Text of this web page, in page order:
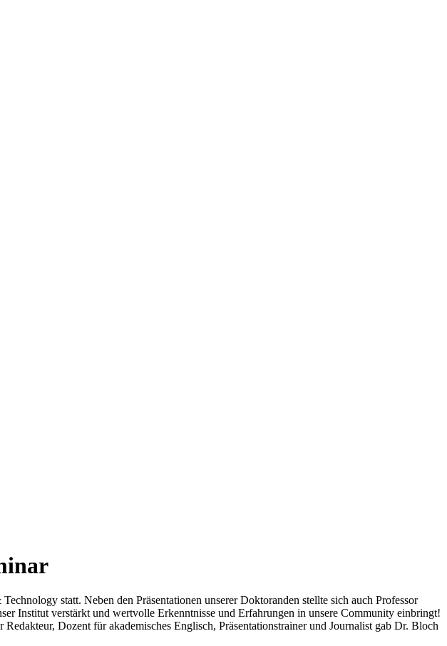
statt. Neben den Präsentationen unserer Doktoranden stellte sich auch Professor
Institut verstärkt und wertvolle Erkenntnisse und Erfahrungen in unsere Community einbringt!
Dozent für akademisches Englisch, Präsentationstrainer und Journalist gab Dr. Bloch